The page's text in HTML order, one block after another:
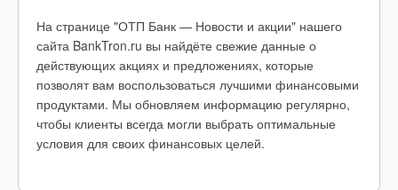
На странице "ОТП Банк — Новости и акции" нашего
сайта BankTron.ru вы найдёте свежие данные о
действующих акциях и предложениях, которые
позволят вам воспользоваться лучшими финансовыми
продуктами. Мы обновляем информацию регулярно,
чтобы клиенты всегда могли выбрать оптимальные
условия для своих финансовых целей.